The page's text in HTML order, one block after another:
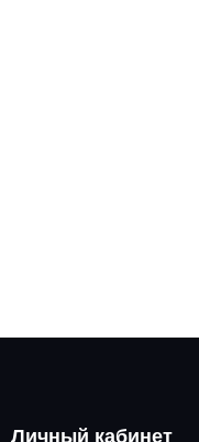
Личный кабинет